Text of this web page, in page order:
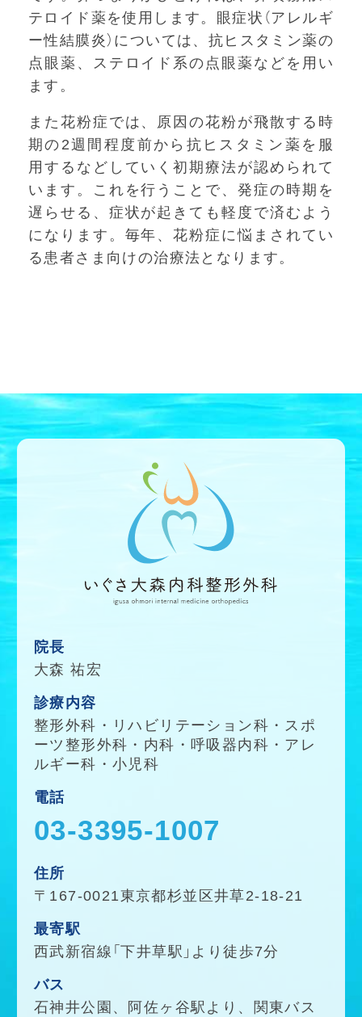
テロイド薬を使用します。眼症状（アレルギ
ー性結膜炎）については、抗ヒスタミン薬の
点眼薬、ステロイド系の点眼薬などを用い
ます。
また花粉症では、原因の花粉が飛散する時
期の2週間程度前から抗ヒスタミン薬を服
用するなどしていく初期療法が認められて
います。これを行うことで、発症の時期を
遅らせる、症状が起きても軽度で済むよう
になります。毎年、花粉症に悩まされてい
る患者さま向けの治療法となります。
院長
大森 祐宏
診療内容
整形外科 ・ リハビリテーション科 ・ スポ
ーツ整形外科 ・ 内科 ・呼吸器内科 ・ アレ
ルギー科 ・小児科
電話
03-3395-1007
住所
〒167-0021東京都杉並区井草2-18-21
最寄駅
西武新宿線「下井草駅」より徒歩7分
バス
石神井公園、阿佐ヶ谷駅より、関東バス